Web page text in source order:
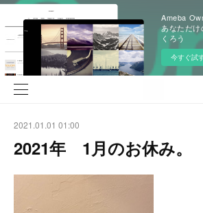
Ameba
あなただ
くろう
今すぐ試
2021.01.01 01:00
2021年 1月のお休み。